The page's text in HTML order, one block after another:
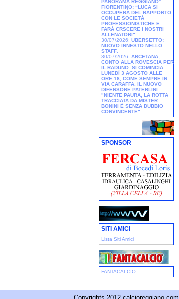
PANORAMA REGGIANO”.
FIORENTINO: “LUCA SI
OCCUPERÀ DEL RAPPORTO
CON LE SOCIETÀ
PROFESSIONISTICHE E
FARÀ CRSCERE I NOSTRI
ALLENATORI"
30/07/2026: UBERSETTO:
NUOVO INNESTO NELLO
STAFF
30/07/2026: ARCETANA,
CONTO ALLA ROVESCIA PER
IL RADUNO: SI COMINCIA
LUNEDÌ 3 AGOSTO ALLE
ORE 18, COME SEMPRE IN
VIA CARAFFA. IL NUOVO
DIFENSORE PATERLINI:
"NIENTE PAURA, LA ROTTA
TRACCIATA DA MISTER
BONINI È SENZA DUBBIO
CONVINCENTE"
SPONSOR
SITI AMICI
Lista Siti Amici
FANTACALCIO